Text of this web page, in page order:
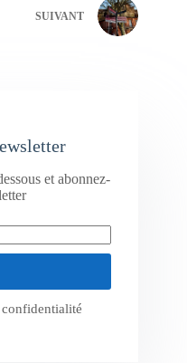
SUIVANT
et abonnez-